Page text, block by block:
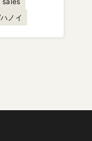
ノイ